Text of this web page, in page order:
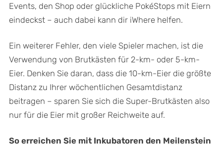
Events, den Shop oder glückliche PokéStops mit Eiern
eindeckst – auch dabei kann dir iWhere helfen.
Ein weiterer Fehler, den viele Spieler machen, ist die
Verwendung von Brutkästen für 2-km- oder 5-km-
Eier. Denken Sie daran, dass die 10-km-Eier die größte
Distanz zu Ihrer wöchentlichen Gesamtdistanz
beitragen – sparen Sie sich die Super-Brutkästen also
nur für die Eier mit großer Reichweite auf.
So erreichen Sie mit Inkubatoren den Meilenstein